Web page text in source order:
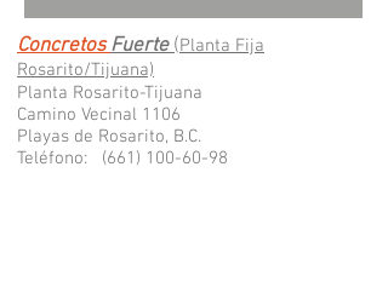
ConcretosFuerte(Planta Fija
Rosarito/Tijuana)
Planta Rosarito-Tijuana
Camino Vecinal 1106
Playas de Rosarito, B.C.
Teléfono: (661) 100-60-98